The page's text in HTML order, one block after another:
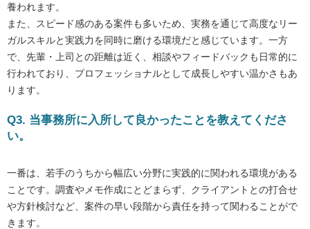
養われます。
また、スピード感のある案件も多いため、実務を通じて高度なリー
ガルスキルと実践力を同時に磨ける環境だと感じています。一方
で、先輩・上司との距離は近く、相談やフィードバックも日常的に
行われており、プロフェッショナルとして成長しやすい温かさもあ
ります。
Q3. 当事務所に入所して良かったことを教えてくださ
い。
一番は、若手のうちから幅広い分野に実践的に関われる環境がある
ことです。調査やメモ作成にとどまらず、クライアントとの打合せ
や方針検討など、案件の早い段階から責任を持って関わることがで
きます。